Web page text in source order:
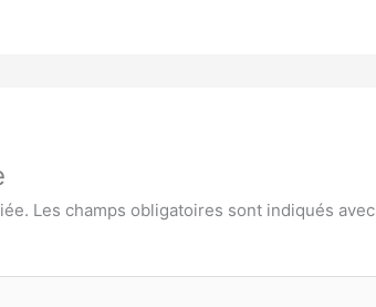
Les champs obligatoires sont indiqués avec